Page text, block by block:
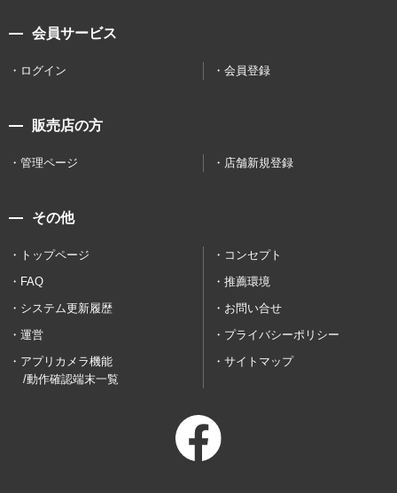
会員サービス
ログイン 会員登録
販売店の方
管理ページ 店舗新規登録
その他
トップページ
コンセプト
FAQ
推薦環境
システム更新履歴
お問い合せ
運営
プライバシーポリシー
アプリカメラ機能
/動作確認端末一覧
サイトマップ